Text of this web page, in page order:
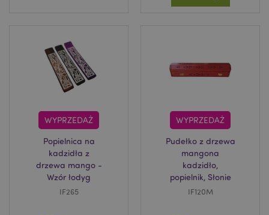
WYPRZEDAŻ
Popielnica na
kadzidła z
drzewa mango -
Wzór łodyg
IF265
WYPRZEDAŻ
Pudełko z drzewa
mangona
kadzidło,
popielnik, Słonie
IF120M
recently_viewed_product_previous
Adobe Inc.
www.puckator.pl